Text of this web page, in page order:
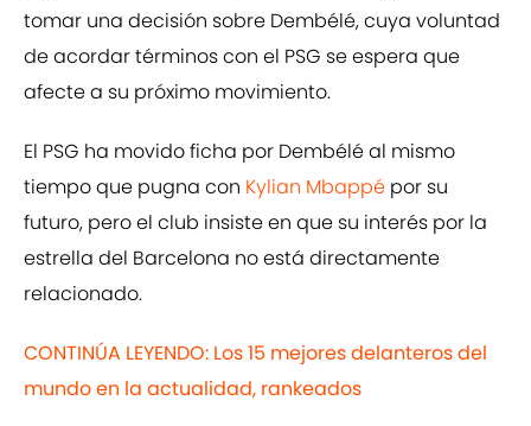
tomar una decisión sobre Dembélé, cuya voluntad
de acordar términos con el PSG se espera que
afecte a su próximo movimiento.
El PSG ha movido ficha por Dembélé al mismo
tiempo que pugna con Kylian Mbappé por su
futuro, pero el club insiste en que su interés por la
estrella del Barcelona no está directamente
relacionado.
CONTINÚA LEYENDO: Los 15 mejores delanteros del
mundo en la actualidad, rankeados